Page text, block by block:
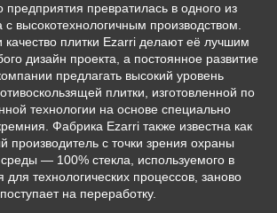
предприятия превратилась в одного из
высокотехнологичным производством.
плитки Ezarri делают её лучшим
дизайн проекта, а постоянное развитие
предлагать высокий уровень
плитки, изготовленной по
технологии на основе специально
Фабрика Ezarri также известна как
производитель с точки зрения охраны
— 100% стекла, используемого в
для технологических процессов, заново
поступает на переработку.